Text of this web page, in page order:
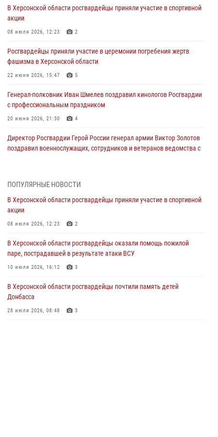
В Херсонской области росгвардейцы приняли участие в спортивной
акции
08 июля 2026, 12:23 2
Росгвардейцы приняли участие в церемонии погребения жертв
фашизма в Херсонской области
22 июня 2026, 15:47 5
Генерал-полковник Иван Шмелев поздравил кинологов Росгвардии
с профессиональным праздником
20 июня 2026, 21:30 4
Директор Росгвардии Герой России генерал армии Виктор Золотов
поздравил военнослужащих, сотрудников и ветеранов ведомства с
место на международных соревнованиях
18 июня 2026, 11:46
поздравил ветеранов и личный состав ведомства с Днём России
11 июня 2026, 21:01
фестиваля медийного творчества «Братина» проводят показ
документальных фильмов о героях СВО
11 июня 2026, 13:23
ПОПУЛЯРНЫЕ НОВОСТИ
В Херсонской области росгвардейцы приняли участие в спортивной
акции
08 июля 2026, 12:23 2
В Херсонской области росгвардейцы оказали помощь пожилой
паре, пострадавшей в результате атаки ВСУ
10 июля 2026, 16:12 3
В Херсонской области росгвардейцы почтили память детей
Донбасса
28 июля 2026, 08:48 3